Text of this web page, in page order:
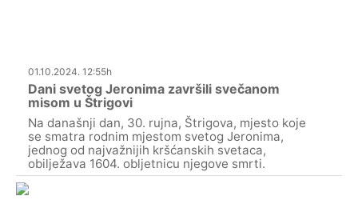
01.10.2024. 12:55h
Dani svetog Jeronima završili svečanom
misom u Štrigovi
Na današnji dan, 30. rujna, Štrigova, mjesto koje
se smatra rodnim mjestom svetog Jeronima,
jednog od najvažnijih kršćanskih svetaca,
obilježava 1604. obljetnicu njegove smrti.